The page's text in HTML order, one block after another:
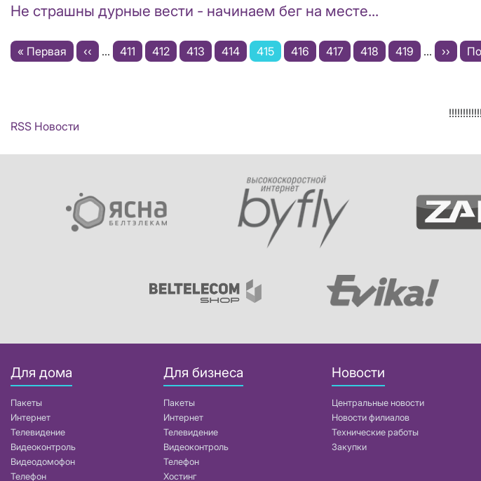
Не страшны дурные вести - начинаем бег на месте...
Нумерация
страниц
Первая
« Первая ←
‹‹ … Page
411 Page
412 Page
413 Page
414
Текущая
415 Page
416 Page
417 Page
418 Page
419 … ››
RSS Новости
Для дома
Пакеты
Интернет
Телевидение
Видеоконтроль
Видеодомофон
Телефон
Для бизнеса
Пакеты
Интернет
Телевидение
Видеоконтроль
Телефон
Хостинг
Новости
Центральные новости
Новости филиалов
Технические работы
Закупки